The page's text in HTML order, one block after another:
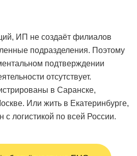
ИП не создаёт филиалов
подразделения. Поэтому
подтверждении
отсутствует.
в Саранске,
Или жить в Екатеринбурге,
с логистикой по всей России.